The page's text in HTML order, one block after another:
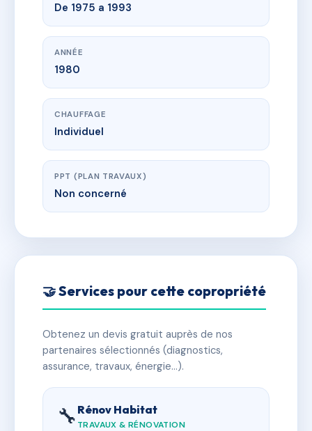
De 1975 a 1993
ANNÉE
1980
CHAUFFAGE
Individuel
PPT (PLAN TRAVAUX)
Non concerné
🤝 Services pour cette copropriété
Obtenez un devis gratuit auprès de nos
partenaires sélectionnés (diagnostics,
assurance, travaux, énergie…).
🔧 Rénov Habitat
TRAVAUX & RÉNOVATION